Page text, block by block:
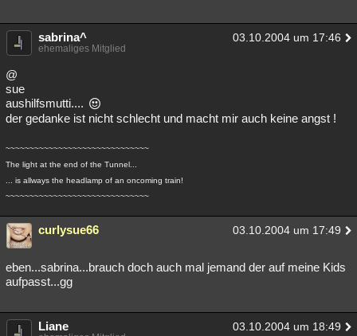
sabrina^ 03.10.2004 um 17:46
ehemaliges Mitglied
@
sue
aushilfsmutti....
der gedanke ist nicht schlecht und macht mir auch keine angst !
~~~~~~~~~~~~~~~~~~~~~~~~~~~~~~
The light at the end of the Tunnel...
... is allways the headlamp of an oncoming train!
~~~~~~~~~~~~~~~~~~~~~~~~~~~~~~
curlysue66 03.10.2004 um 17:49
eben...sabrina...brauch doch auch mal jemand der auf meine Kids
aufpasst...gg
Liane 03.10.2004 um 18:49